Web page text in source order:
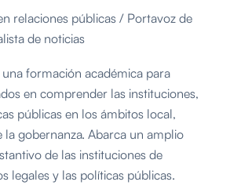
relaciones públicas / Portavoz de
de noticias
formación académica para
en comprender las instituciones,
públicas en los ámbitos local,
la gobernanza. Abarca un amplio
de las instituciones de
legales y las políticas públicas.